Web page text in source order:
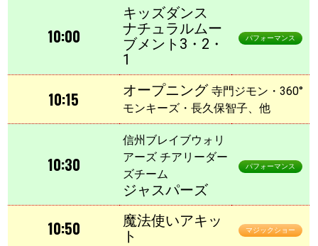
10:00
キッズダンス
ナチュラルムー
ブメント3・2・
1
パフォーマンス
10:15 オープニング寺門ジモン・360°
モンキーズ・長久保智子、他
10:30
信州ブレイブウォリ
アーズ チアリーダー
ズチーム
ジャスパーズ
パフォーマンス
10:50
魔法使いアキッ
ト
マジックショー